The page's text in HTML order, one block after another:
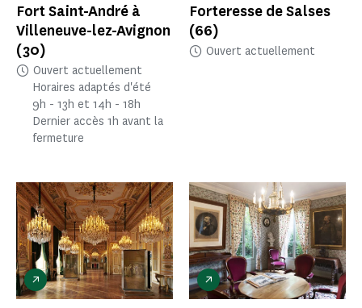
Fort Saint-André à
Villeneuve-lez-Avignon
(30)
Ouvert actuellement
Horaires adaptés d'été
9h - 13h et 14h - 18h
Dernier accès 1h avant la
fermeture
Forteresse de Salses
(66)
Ouvert actuellement